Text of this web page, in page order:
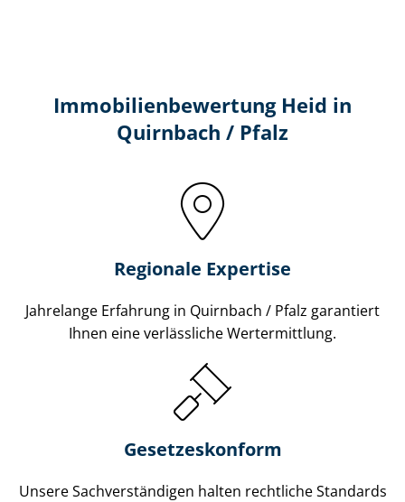
Immobilien­bewertung Heid in
Quirnbach / Pfalz
Regionale Expertise
Jahrelange Erfahrung in Quirnbach / Pfalz garantiert
Ihnen eine verlässliche Wertermittlung.
Gesetzes­konform
Unsere Sach­ver­stän­di­gen halten rechtliche Standards